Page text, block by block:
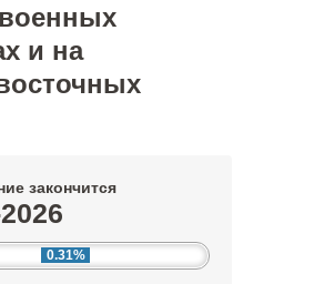
и на
закончится
0.31%